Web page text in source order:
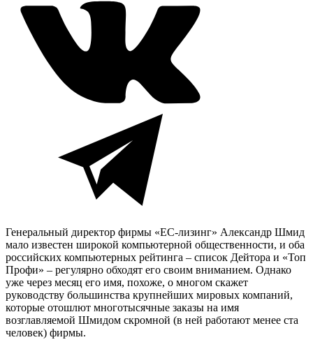
Генеральный директор фирмы «ЕС-лизинг» Александр Шмид
мало известен широкой компьютерной общественности, и оба
российских компьютерных рейтинга – список Дейтора и «Топ
Профи» – регулярно обходят его своим вниманием. Однако
уже через месяц его имя, похоже, о многом скажет
руководству большинства крупнейших мировых компаний,
которые отошлют многотысячные заказы на имя
возглавляемой Шмидом скромной (в ней работают менее ста
человек) фирмы.